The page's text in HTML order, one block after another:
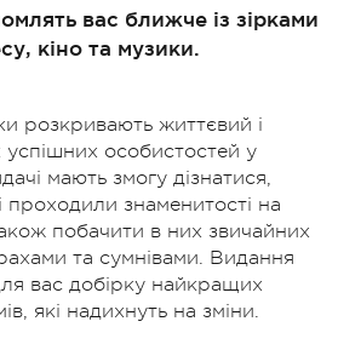
вас ближче із зірками
кіно та музики.
розкривають життєвий і
особистостей у
мають змогу дізнатися,
проходили знаменитості на
побачити в них звичайних
та сумнівами. Видання
вас добірку найкращих
які надихнуть на зміни.